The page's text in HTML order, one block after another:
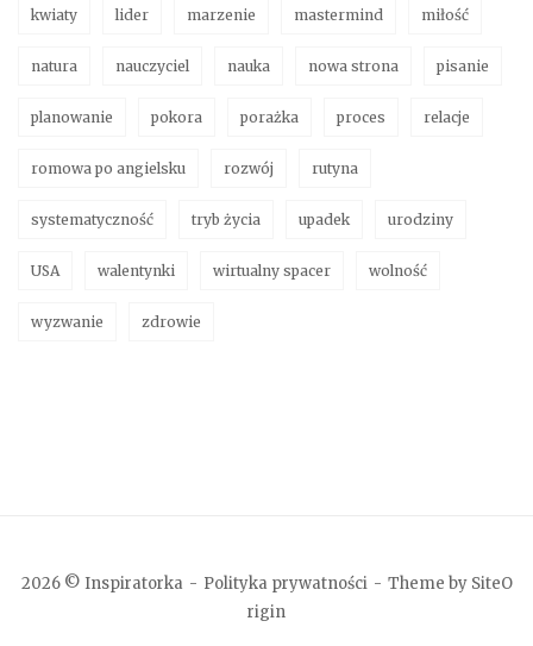
kwiaty lider marzenie mastermind miłość
natura nauczyciel nauka nowa strona pisanie
planowanie pokora porażka proces relacje
romowa po angielsku rozwój rutyna
systematyczność tryb życia upadek urodziny
USA walentynki wirtualny spacer wolność
wyzwanie zdrowie
2026 © Inspiratorka Polityka prywatności Theme by SiteO
rigin